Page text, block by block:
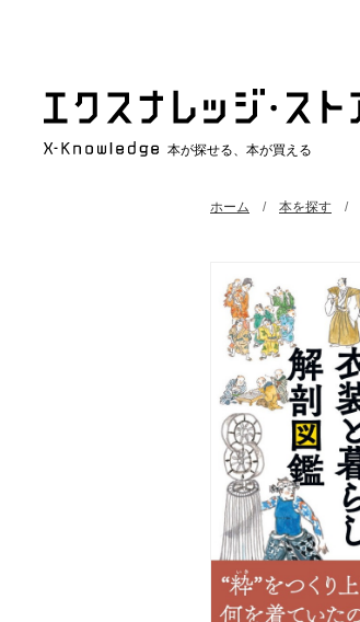
本が探せる、本が買える
ホーム 本を探す